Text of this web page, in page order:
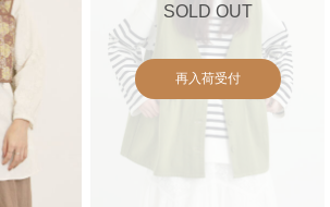
SOLD OUT
再入荷受付